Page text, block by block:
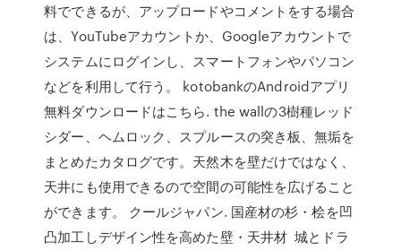
料でできるが、アップロードやコメントをする場合
は、YouTubeアカウントか、Googleアカウントで
システムにログインし、スマートフォンやパソコン
などを利用して行う。 kotobankのAndroidアプリ
無料ダウンロードはこちら. the wallの3樹種レッド
シダー、ヘムロック、スプルースの突き板、無垢を
まとめたカタログです。天然木を壁だけではなく、
天井にも使用できるので空間の可能性を広げること
ができます。 クールジャパン. 国産材の杉・桧を凹
凸加工しデザイン性を高めた壁・天井材 城とドラ